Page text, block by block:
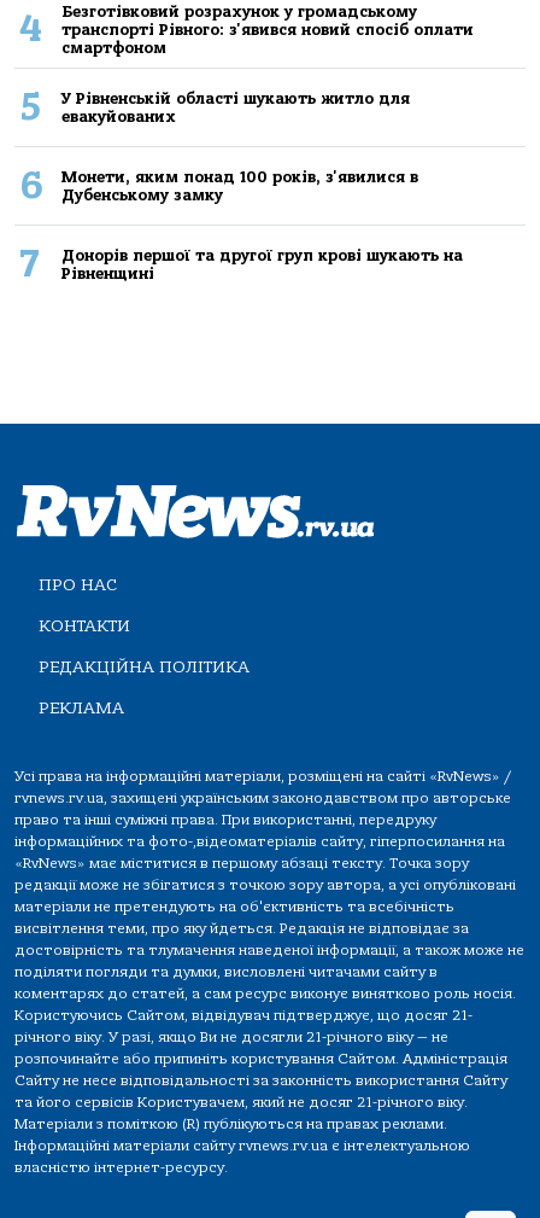
4
Безготівковий розрахунок у громадському
транспорті Рівного: з'явився новий спосіб оплати
смартфоном
5
У Рівненській області шукають житло для
евакуйованих
6
Монети, яким понад 100 років, з'явилися в
Дубенському замку
7
Донорів першої та другої груп крові шукають на
Рівненщині
ПРО НАС
КОНТАКТИ
РЕДАКЦІЙНА ПОЛІТИКА
РЕКЛАМА
Усі права на інформаційні матеріали, розміщені на сайті «RvNews» /
rvnews.rv.ua, захищені українським законодавством про авторське
право та інші суміжні права. При використанні, передруку
інформаційних та фото-,відеоматеріалів сайту, гіперпосилання на
«RvNews» має міститися в першому абзаці тексту. Точка зору
редакції може не збігатися з точкою зору автора, а усі опубліковані
матеріали не претендують на об'єктивність та всебічність
висвітлення теми, про яку йдеться. Редакція не відповідає за
достовірність та тлумачення наведеної інформації, а також може не
поділяти погляди та думки, висловлені читачами сайту в
коментарях до статей, а сам ресурс виконує винятково роль носія.
Користуючись Сайтом, відвідувач підтверджує, що досяг 21-
річного віку. У разі, якщо Ви не досягли 21-річного віку — не
розпочинайте або припиніть користування Сайтом. Адміністрація
Сайту не несе відповідальності за законність використання Сайту
та його сервісів Користувачем, який не досяг 21-річного віку.
Матеріали з поміткою (R) публікуються на правах реклами.
Інформаційні матеріали сайту rvnews.rv.ua є інтелектуальною
власністю інтернет-ресурсу.